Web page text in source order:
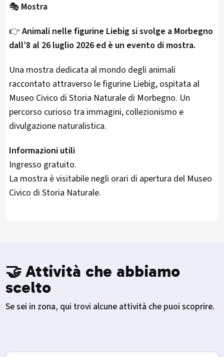
🎭 Mostra
👉Animali nelle figurine Liebig si svolge a Morbegno
dall’8 al 26 luglio 2026 ed è un evento di mostra.
Una mostra dedicata al mondo degli animali
raccontato attraverso le figurine Liebig, ospitata al
Museo Civico di Storia Naturale di Morbegno. Un
percorso curioso tra immagini, collezionismo e
divulgazione naturalistica.
Informazioni utili
Ingresso gratuito.
La mostra è visitabile negli orari di apertura del Museo
Civico di Storia Naturale.
🤝 Attività che abbiamo
scelto
Se sei in zona, qui trovi alcune attività che puoi scoprire.